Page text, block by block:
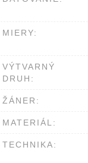
MIERY:
VÝTVARNÝ
DRUH:
ŽÁNER:
MATERIÁL:
TECHNIKA: